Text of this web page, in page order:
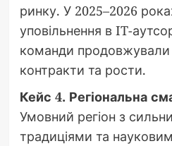
ринку. У 2025–2026
уповільнення в IT-
команди
контракти та рости.
Кейс 4. Регіональна
Умовний регіон з
традиціями та